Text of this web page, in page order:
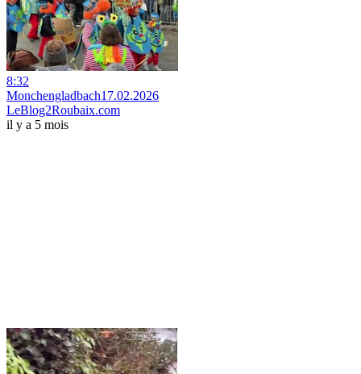
8:32
Monchengladbach17.02.2026
LeBlog2Roubaix.com
il y a 5 mois